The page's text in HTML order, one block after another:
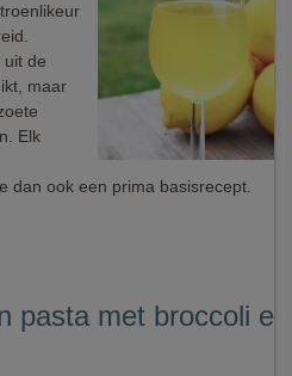
uit de
maar
Elk
dan ook een prima basisrecept.
pasta met broccoli